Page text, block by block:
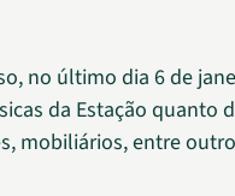
no último dia 6 de
da Estação quanto
mobiliários, entre